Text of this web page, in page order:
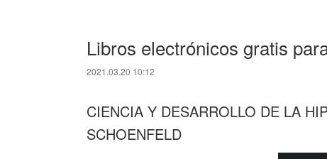
Libros electrónicos gratis
2021.03.20 10:12
CIENCIA Y DESARROLLO DE LA
SCHOENFELD